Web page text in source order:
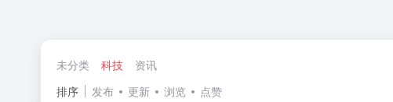
未分类 科技
资讯
排序
发布 更新 浏览 点赞